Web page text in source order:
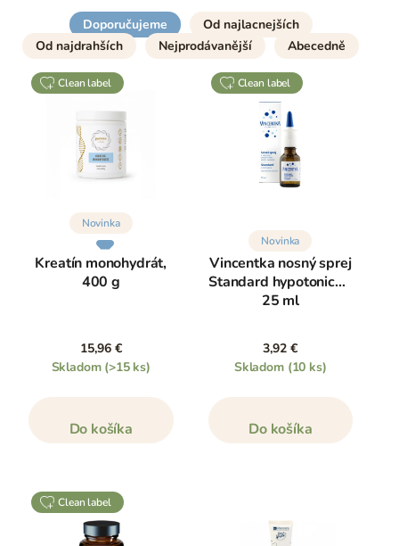
Doporučujeme
Od najlacnejších
Od najdrahších
Nejprodávanější Abecedně
clean label
Novinka
Kreatín monohydrát,
400 g
15,96 €
Skladom (>15 ks)
Do košíka
clean label
Novinka
Vincentka nosný sprej
Standard hypotonický,
25 ml
3,92 €
Skladom (10 ks)
Do košíka
clean label